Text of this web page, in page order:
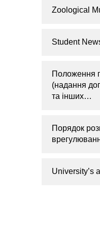
Zoological
Student
Положення
(надання
та інших…
Порядок
University’s